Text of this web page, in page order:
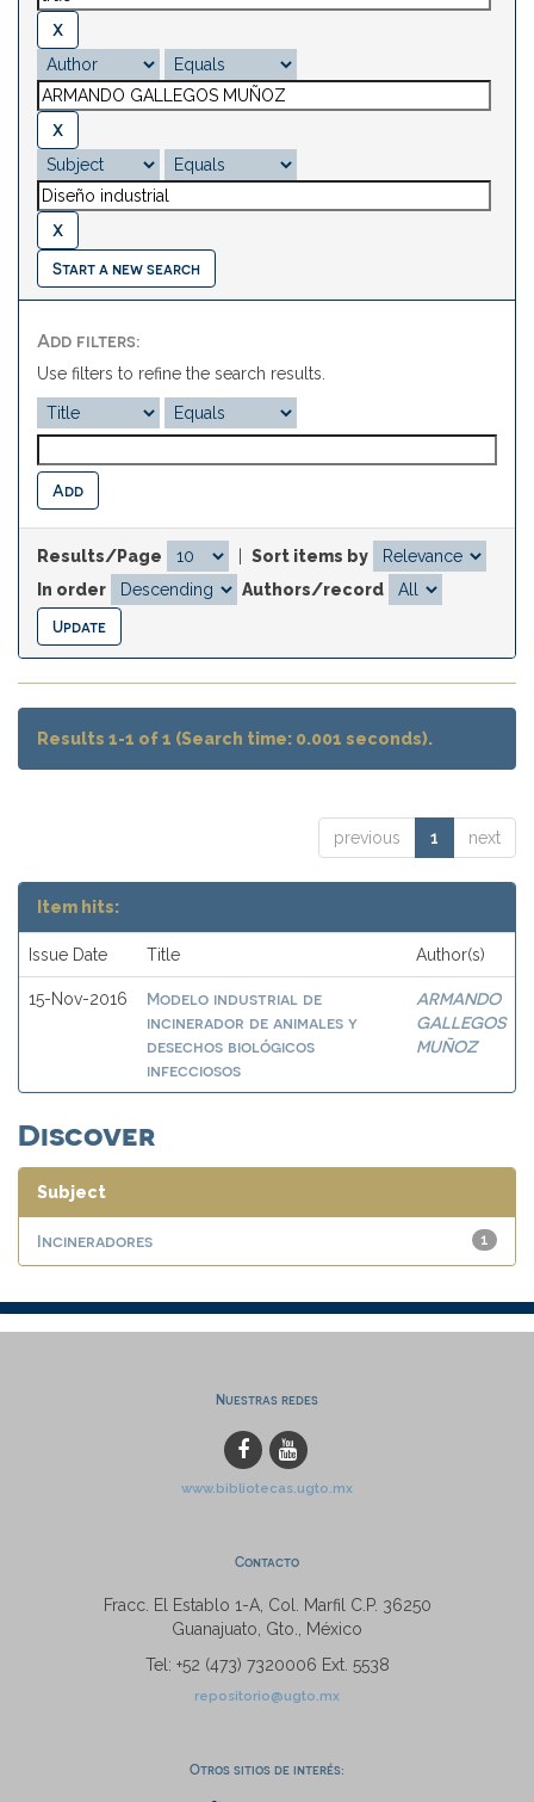
Start a new search
Add filters:
Use filters to refine the search results.
Results/Page
Sort items by
In order
Authors/record
Results 1-1 of 1 (Search time: 0.001 seconds).
previous 1 next
Item hits:
Issue Date Title Author(s)
15-Nov-2016
Modelo industrial de
incinerador de animales y
desechos biológicos
infecciosos
ARMANDO
GALLEGOS
MUÑOZ
Discover
Subject
1
Incineradores
Nuestras redes
www.bibliotecas.ugto.mx
Contacto
Fracc. El Establo 1-A, Col. Marfil C.P. 36250
Guanajuato, Gto., México
Tel: +52 (473) 7320006 Ext. 5538
repositorio@ugto.mx
Otros sitios de interés: